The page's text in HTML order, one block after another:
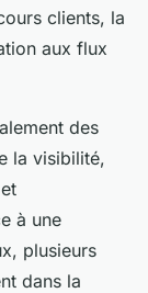
clients, la
aux flux
des
la visibilité,
à une
plusieurs
dans la